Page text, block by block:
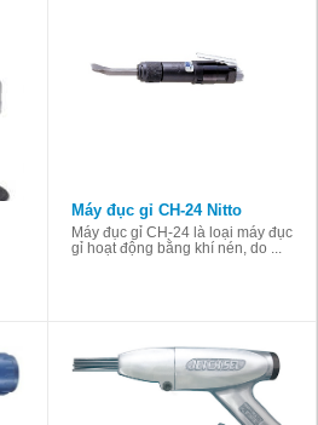
Máy đục gỉ CH-24 Nitto
Máy đục gỉ CH-24 là loại máy đục
gỉ hoạt động bằng khí nén, do ...